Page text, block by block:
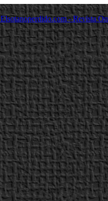
Elsotanoperdido.com - Revista